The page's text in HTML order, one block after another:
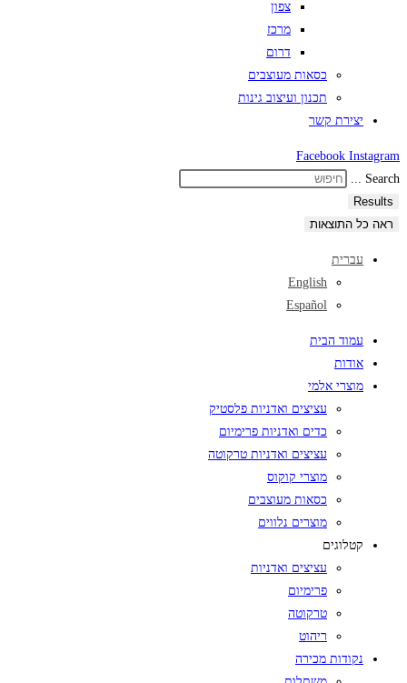
צפון
מרכז
דרום
כסאות מעוצבים
תכנון ועיצוב גינות
יצירת קשר
Facebook Instagram
Search ...
Results
ראה כל התוצאות
עברית
English
Español
עמוד הבית
אודות
מוצרי אלמי
עציצים ואדניות פלסטיק
כדים ואדניות פרימיום
עציצים ואדניות טרקוטה
מוצרי קוקוס
כסאות מעוצבים
מוצרים נלווים
קטלוגים
עציצים ואדניות
פרימיום
טרקוטה
ריהוט
נקודות מכירה